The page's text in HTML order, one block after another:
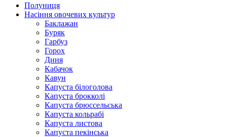
Полуниця
Насіння овочевих культур
Баклажан
Буряк
Гарбуз
Горох
Диня
Кабачок
Кавун
Капуста білоголова
Капуста брокколі
Капуста брюссельська
Капуста кольрабі
Капуста листова
Капуста пекінська